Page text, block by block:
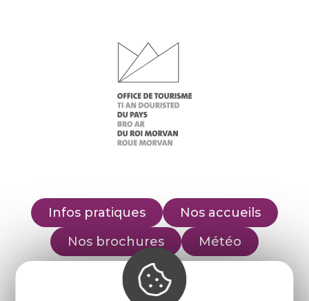
Infos pratiques
Nos accueils
Nos brochures
Météo
Retrouvez-nous sur :